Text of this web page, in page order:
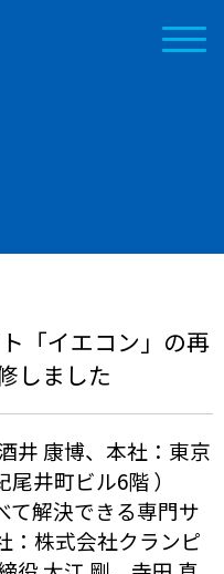
「イエコン」の再
しました
井 康博、本社：東京
井町ビル6階 ）
て解決できる専門サ
：株式会社クランピ